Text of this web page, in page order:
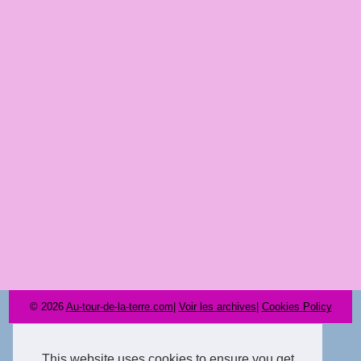
© 2026 Au-tour-de-la-terre.com Voir les archives Cookies Policy